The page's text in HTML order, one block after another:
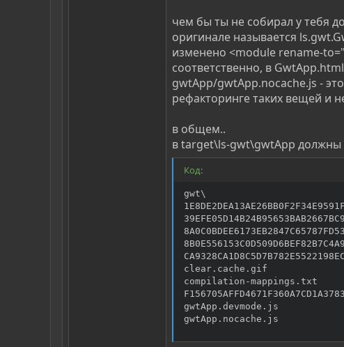
чем бы ты не собирал у тебя
оригинале называется
изменено <module rename-
соответственно, в
gwtApp/gwtApp.nocache.js -
рефакторинге таких вещей и
в общем..
в target\ls-gwt\gwtApp должны
Код:
gwt\
clear.cache.gif
compilation-mappings.txt
gwtApp.devmode.js
gwtApp.nocache.js